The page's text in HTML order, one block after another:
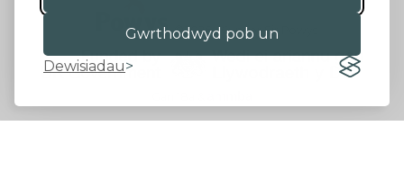
Gwrthodwyd pob un
Dewisiadau
©2026 - Cyngor Sir Powys